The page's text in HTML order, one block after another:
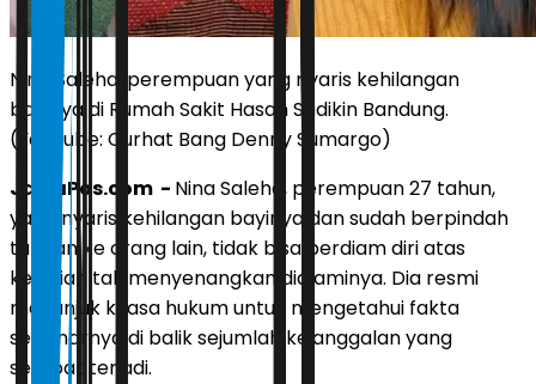
Nina Saleha, perempuan yang nyaris kehilangan
bayinya di Rumah Sakit Hasan Sadikin Bandung.
(YouTube: Curhat Bang Denny Sumargo)
JawaPos.com - Nina Saleha, perempuan 27 tahun,
yang nyaris kehilangan bayinya dan sudah berpindah
tangan ke orang lain, tidak bisa berdiam diri atas
kejadian tak menyenangkan dialaminya. Dia resmi
menunjuk kuasa hukum untuk mengetahui fakta
sebenarnya di balik sejumlah kejanggalan yang
sempat terjadi.